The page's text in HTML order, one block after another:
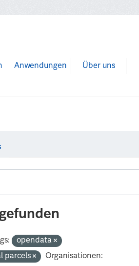
Anwendungen Über uns
opendata
parcels
Organisationen: